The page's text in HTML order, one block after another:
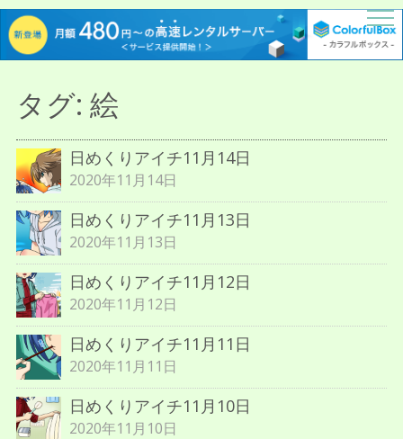
描人某屋落描置場
らくがきとねことしゃしんとだぶん
タグ: 絵
日めくりアイチ11月14日
2020年11月14日
日めくりアイチ11月13日
2020年11月13日
日めくりアイチ11月12日
2020年11月12日
日めくりアイチ11月11日
2020年11月11日
日めくりアイチ11月10日
2020年11月10日